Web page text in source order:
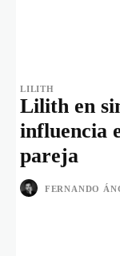
LILITH
Lilith en
influencia
pareja
FERNANDO